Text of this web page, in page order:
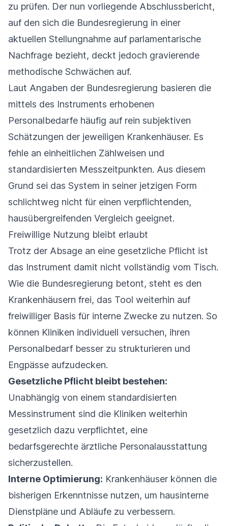
zu prüfen. Der nun vorliegende Abschlussbericht,
auf den sich die Bundesregierung in einer
aktuellen Stellungnahme auf parlamentarische
Nachfrage bezieht, deckt jedoch gravierende
methodische Schwächen auf.
Laut Angaben der Bundesregierung basieren die
mittels des Instruments erhobenen
Personalbedarfe häufig auf rein subjektiven
Schätzungen der jeweiligen Krankenhäuser. Es
fehle an einheitlichen Zählweisen und
standardisierten Messzeitpunkten. Aus diesem
Grund sei das System in seiner jetzigen Form
schlichtweg nicht für einen verpflichtenden,
hausübergreifenden Vergleich geeignet.
Freiwillige Nutzung bleibt erlaubt
Trotz der Absage an eine gesetzliche Pflicht ist
das Instrument damit nicht vollständig vom Tisch.
Wie die Bundesregierung betont, steht es den
Krankenhäusern frei, das Tool weiterhin auf
freiwilliger Basis für interne Zwecke zu nutzen. So
können Kliniken individuell versuchen, ihren
Personalbedarf besser zu strukturieren und
Engpässe aufzudecken.
Gesetzliche Pflicht bleibt bestehen:
Unabhängig von einem standardisierten
Messinstrument sind die Kliniken weiterhin
gesetzlich dazu verpflichtet, eine
bedarfsgerechte ärztliche Personalausstattung
sicherzustellen.
Interne Optimierung: Krankenhäuser können die
bisherigen Erkenntnisse nutzen, um hausinterne
Dienstpläne und Abläufe zu verbessern.